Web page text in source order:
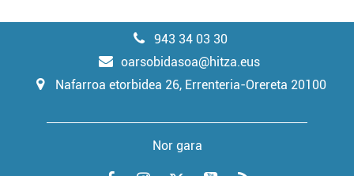
943 34 03 30
oarsobidasoa@hitza.eus
Nafarroa etorbidea 26, Errenteria-Orereta 20100
Nor gara